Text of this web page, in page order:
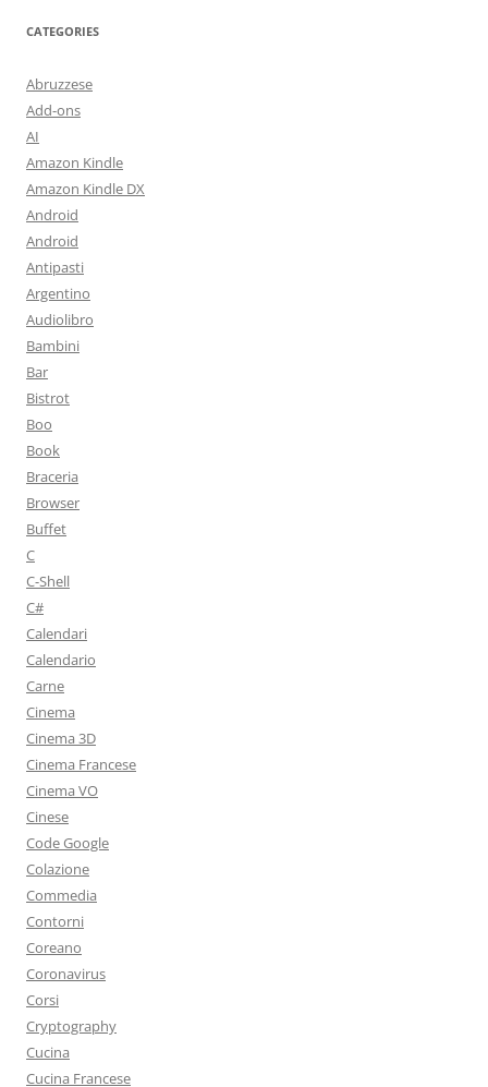
CATEGORIES
Abruzzese
Add-ons
AI
Amazon Kindle
Amazon Kindle DX
Android
Android
Antipasti
Argentino
Audiolibro
Bambini
Bar
Bistrot
Boo
Book
Braceria
Browser
Buffet
C
C-Shell
C#
Calendari
Calendario
Carne
Cinema
Cinema 3D
Cinema Francese
Cinema VO
Cinese
Code Google
Colazione
Commedia
Contorni
Coreano
Coronavirus
Corsi
Cryptography
Cucina
Cucina Francese